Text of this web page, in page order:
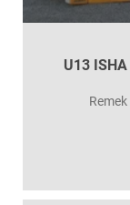
U13